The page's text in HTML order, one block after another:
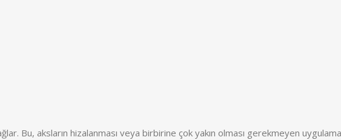
Bu, aksların hizalanması veya birbirine çok yakın olması gerekmeyen